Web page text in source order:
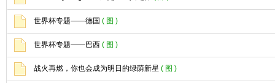
世界杯专题——德国 ( 图 )
世界杯专题——巴西 ( 图 )
战火再燃，你也会成为明日的绿荫新星 ( 图 )